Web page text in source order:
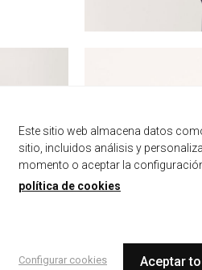
Este sitio web almacena datos
sitio, incluidos análisis y
momento o aceptar la
política de cookies
Configurar cookies Aceptar